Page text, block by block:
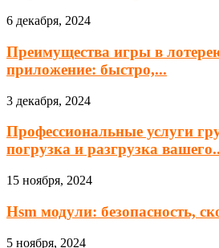
6 декабря, 2024
Преимущества игры в
приложение: быстро,...
3 декабря, 2024
Профессиональные услуги
погрузка и разгрузка
15 ноября, 2024
Hsm модули: безопасность,
5 ноября, 2024